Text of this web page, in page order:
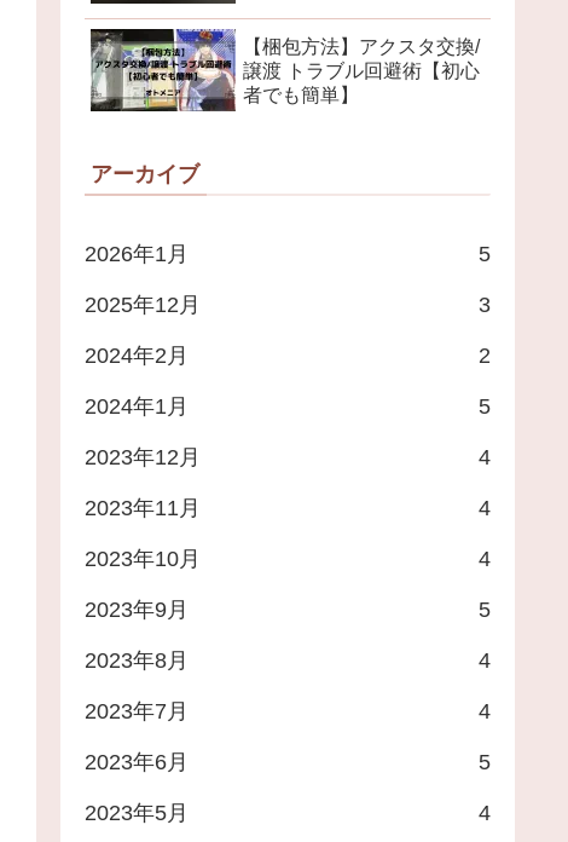
【梱包方法】アクスタ交換/
譲渡 トラブル回避術【初心
者でも簡単】
アーカイブ
2026年1月 5
2025年12月 3
2024年2月 2
2024年1月 5
2023年12月 4
2023年11月 4
2023年10月 4
2023年9月 5
2023年8月 4
2023年7月 4
2023年6月 5
2023年5月 4